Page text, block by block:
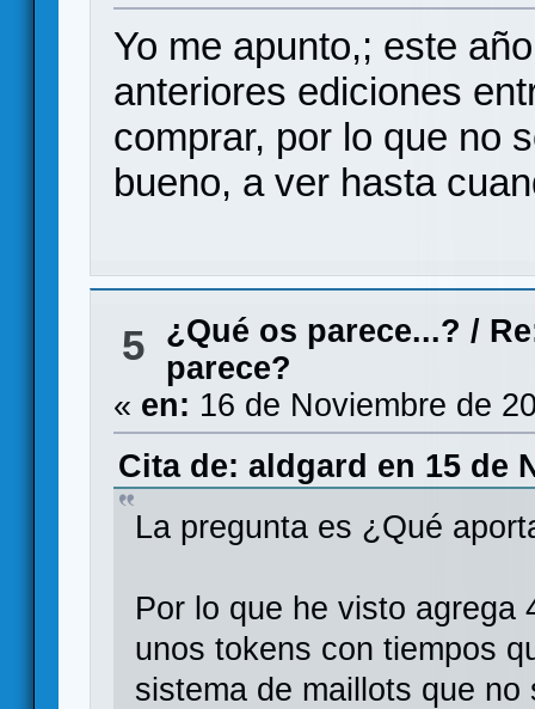
Yo me apunto,; este
anteriores ediciones
comprar, por lo que no
bueno, a ver hasta
5 ¿Qué os parece...? /
parece?
« en: 16 de Noviembre de
Cita de: aldgard en 15 de
La pregunta es ¿Qué
Por lo que he visto
unos tokens con tiempos
sistema de maillots que